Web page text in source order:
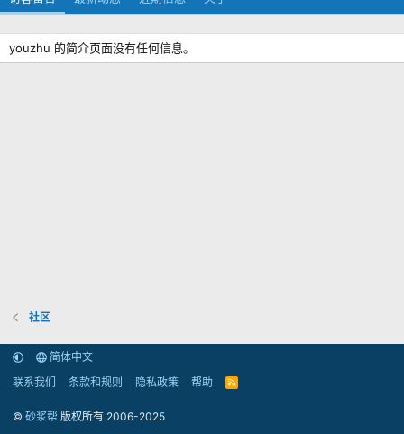
youzhu 的简介页面没有任何信息。
社区
简体中文
联系我们
条款和规则 隐私政策 帮助
R
© 砂浆帮 版权所有 2006-2025